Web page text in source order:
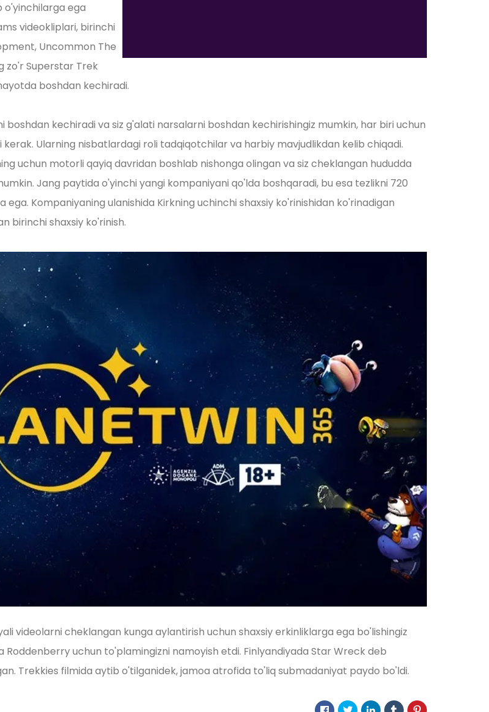
o'yinchilarga ega
videokliplari, birinchi
Uncommon The
zo'r Superstar Trek
boshdan kechiradi.
kechiradi va siz g'alati narsalarni boshdan kechirishingiz mumkin, har biri uchun
Ularning nisbatlardagi roli tadqiqotchilar va harbiy mavjudlikdan kelib chiqadi.
uchun motorli qayiq davridan boshlab nishonga olingan va siz cheklangan hududda
Jang paytida o'yinchi yangi kompaniyani qo'lda boshqaradi, bu esa tezlikni 720
Kompaniyaning ulanishida Kirkning uchinchi shaxsiy ko'rinishidan ko'rinadigan
birinchi shaxsiy ko'rinish.
videolarni cheklangan kunga aylantirish uchun shaxsiy erkinliklarga ega bo'lishingiz
uchun to'plamingizni namoyish etdi. Finlyandiyada Star Wreck deb
Trekkies filmida aytib o'tilganidek, jamoa atrofida to'liq submadaniyat paydo bo'ldi.